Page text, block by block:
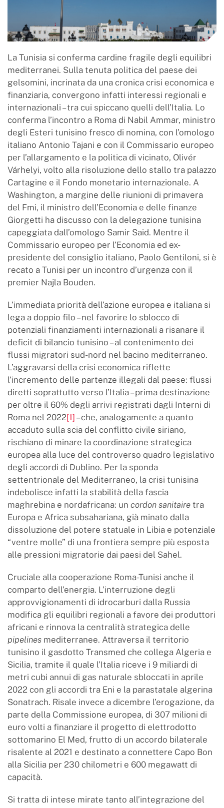
La Tunisia si conferma cardine fragile degli equilibri
mediterranei. Sulla tenuta politica del paese dei
gelsomini, incrinata da una cronica crisi economica e
finanziaria, convergono infatti interessi regionali e
internazionali – tra cui spiccano quelli dell’Italia. Lo
conferma l’incontro a Roma di Nabil Ammar, ministro
degli Esteri tunisino fresco di nomina, con l’omologo
italiano Antonio Tajani e con il Commissario europeo
per l’allargamento e la politica di vicinato, Olivér
Várhelyi, volto alla risoluzione dello stallo tra palazzo
Cartagine e il Fondo monetario internazionale. A
Washington, a margine delle riunioni di primavera
del Fmi, il ministro dell’Economia e delle finanze
Giorgetti ha discusso con la delegazione tunisina
capeggiata dall’omologo Samir Said. Mentre il
Commissario europeo per l’Economia ed ex-
presidente del consiglio italiano, Paolo Gentiloni, si è
recato a Tunisi per un incontro d’urgenza con il
premier Najla Bouden.
L’immediata priorità dell’azione europea e italiana si
lega a doppio filo – nel favorire lo sblocco di
potenziali finanziamenti internazionali a risanare il
deficit di bilancio tunisino – al contenimento dei
flussi migratori sud-nord nel bacino mediterraneo.
L’aggravarsi della crisi economica riflette
l’incremento delle partenze illegali dal paese: flussi
diretti soprattutto verso l’Italia – prima destinazione
per oltre il 60% degli arrivi registrati dagli Interni di
Roma nel 2022[1] – che, analogamente a quanto
accaduto sulla scia del conflitto civile siriano,
rischiano di minare la coordinazione strategica
europea alla luce del controverso quadro legislativo
degli accordi di Dublino. Per la sponda
settentrionale del Mediterraneo, la crisi tunisina
indebolisce infatti la stabilità della fascia
maghrebina e nordafricana: un cordon sanitaire tra
Europa e Africa subsahariana, già minato dalla
dissoluzione del potere statuale in Libia e potenziale
“ventre molle” di una frontiera sempre più esposta
alle pressioni migratorie dai paesi del Sahel.
Cruciale alla cooperazione Roma-Tunisi anche il
comparto dell’energia. L’interruzione degli
approvvigionamenti di idrocarburi dalla Russia
modifica gli equilibri regionali a favore dei produttori
africani e rinnova la centralità strategica delle
pipelines mediterranee. Attraversa il territorio
tunisino il gasdotto Transmed che collega Algeria e
Sicilia, tramite il quale l’Italia riceve i 9 miliardi di
metri cubi annui di gas naturale sbloccati in aprile
2022 con gli accordi tra Eni e la parastatale algerina
Sonatrach. Risale invece a dicembre l’erogazione, da
parte della Commissione europea, di 307 milioni di
euro volti a finanziare il progetto di elettrodotto
sottomarino El Med, frutto di un accordo bilaterale
risalente al 2021 e destinato a connettere Capo Bon
alla Sicilia per 230 chilometri e 600 megawatt di
capacità.
Si tratta di intese mirate tanto all’integrazione del